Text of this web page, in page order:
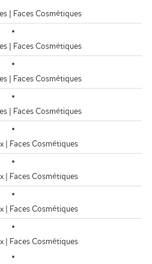
| Faces Cosmétiques
| Faces Cosmétiques
| Faces Cosmétiques
| Faces Cosmétiques
| Faces Cosmétiques
| Faces Cosmétiques
| Faces Cosmétiques
| Faces Cosmétiques